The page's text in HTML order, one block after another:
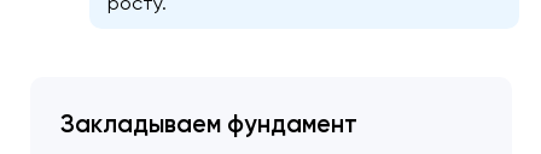
Закладываем фундамент